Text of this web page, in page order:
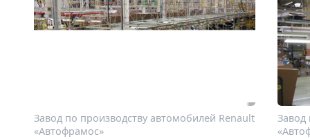
Завод по производству автомобилей Renault
«Автофрамос»
Завод